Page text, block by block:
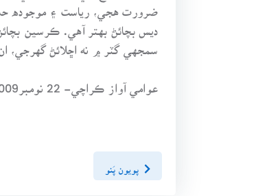
ضرورت هجي، رياست ۽ موجوده
ديس بچائڻ بهتر آهي. ڪرسين
سمجهي گٽر ۾ نه اڇلائڻ گهرجي،
عوامي آواز ڪراچي- 22 نومبر2009 ع
پويون پَنو